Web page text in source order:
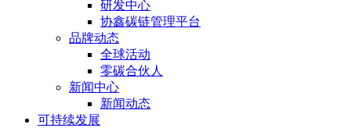
研发中心
协鑫碳链管理平台
品牌动态
全球活动
零碳合伙人
新闻中心
新闻动态
可持续发展